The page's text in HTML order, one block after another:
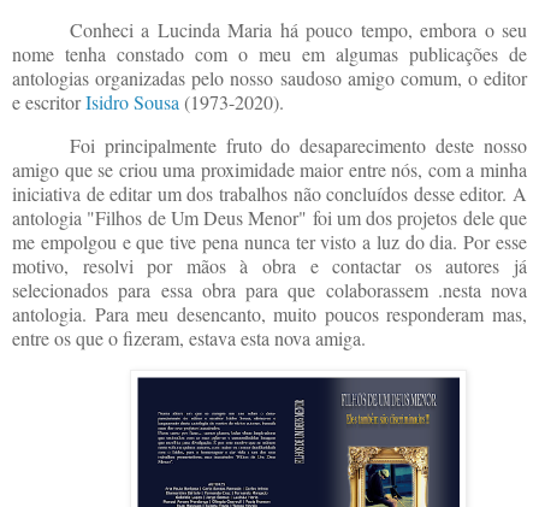
Conheci a Lucinda Maria há pouco tempo, embora o seu
nome tenha constado com o meu em algumas publicações de
antologias organizadas pelo nosso saudoso amigo comum, o editor
e escritorIsidro Sousa (1973-2020).
Foi principalmente fruto do desaparecimento deste nosso
amigo que se criou uma proximidade maior entre nós, com a minha
iniciativa de editar um dos trabalhos não concluídos desse editor. A
antologia "Filhos de Um Deus Menor" foi um dos projetos dele que
me empolgou e que tive pena nunca ter visto a luz do dia. Por esse
motivo, resolvi por mãos à obra e contactar os autores já
selecionados para essa obra para que colaborassem .nesta nova
antologia. Para meu desencanto, muito poucos responderam mas,
entre os que o fizeram, estava esta nova amiga.